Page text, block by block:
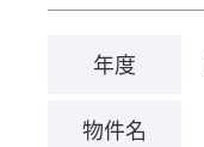
年度
物件名